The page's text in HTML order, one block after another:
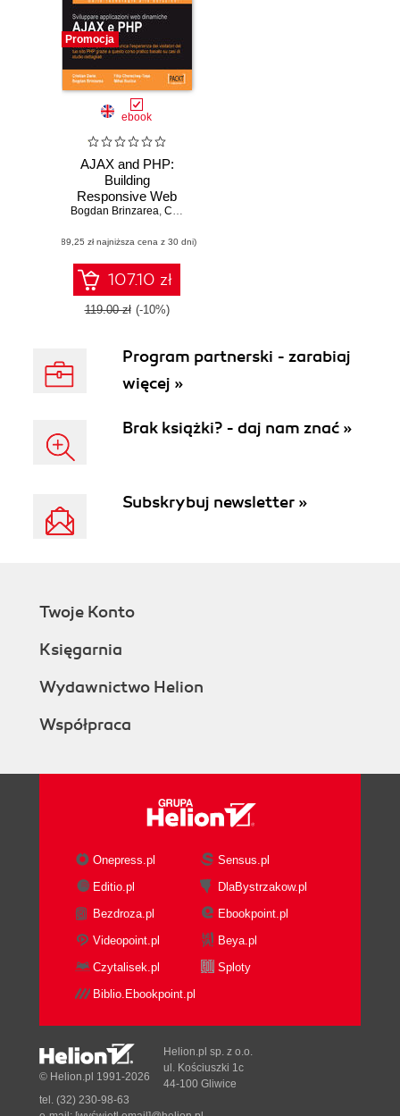
Promocja
ebook
AJAX and PHP:
Building
Responsive Web
Applications.
experience of your
PHP website using
AJAX with this
practical tutorial
featuring detailed
Bogdan Brinzarea, Cristian Darie
(89,25 zł najniższa cena z 30 dni)
107.10 zł
119.00 zł (-10%)
Program partnerski - zarabiaj
więcej »
Brak książki? - daj nam znać »
Subskrybuj newsletter »
Twoje Konto
Księgarnia
Wydawnictwo Helion
Współpraca
Onepress.pl
Sensus.pl
Editio.pl
DlaBystrzakow.pl
Bezdroza.pl
Ebookpoint.pl
Videopoint.pl
Beya.pl
Czytalisek.pl
Sploty
Biblio.Ebookpoint.pl
© Helion.pl 1991-2026
Helion.pl sp. z o.o.
ul. Kościuszki 1c
44-100 Gliwice
tel. (32) 230-98-63